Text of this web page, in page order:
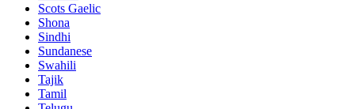
Scots Gaelic
Shona
Sindhi
Sundanese
Swahili
Tajik
Tamil